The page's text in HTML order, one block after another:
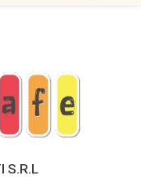
S.R.L